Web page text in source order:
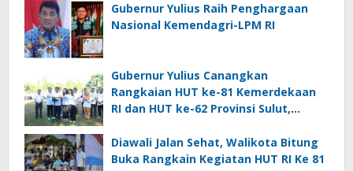
Gubernur Yulius Raih Penghargaan
Nasional Kemendagri-LPM RI
Gubernur Yulius Canangkan
Rangkaian HUT ke-81 Kemerdekaan
RI dan HUT ke-62 Provinsi Sulut,
Diawali Jalan Sehat, Walikota Bitung
Buka Rangkain Kegiatan HUT RI Ke 81